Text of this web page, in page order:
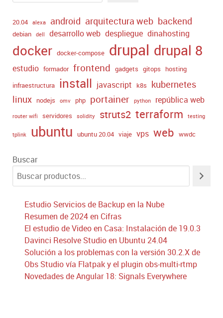
20.04 alexa android arquitectura web backend
debian dell desarrollo web despliegue dinahosting
docker docker-compose drupal drupal 8
estudio formador frontend gadgets gitops
hosting
infraestructura install javascript k8s
kubernetes
linux nodejs omv php portainer python república web
router wifi servidores solidity struts2 terraform testing
tplink ubuntu ubuntu 20.04 viaje vps web wwdc
Buscar
Estudio Servicios de Backup en la Nube
Resumen de 2024 en Cifras
El estudio de Video en Casa: Instalación de 19.0.3
Davinci Resolve Studio en Ubuntu 24.04
Solución a los problemas con la versión 30.2.X de
Obs Studio vía Flatpak y el plugin obs-multi-rtmp
Novedades de Angular 18: Signals Everywhere